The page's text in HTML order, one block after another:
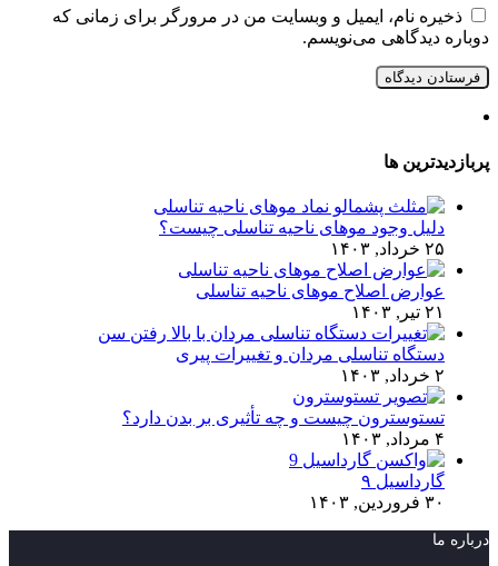
ذخیره نام، ایمیل و وبسایت من در مرورگر برای زمانی که
دوباره دیدگاهی می‌نویسم.
پربازدیدترین ها
دلیل وجود موهای ناحیه تناسلی چیست؟
۲۵ خرداد, ۱۴۰۳
عوارض اصلاح موهای ناحیه تناسلی
۲۱ تیر, ۱۴۰۳
دستگاه تناسلی مردان و تغییرات پیری
۲ خرداد, ۱۴۰۳
تستوسترون چیست و چه تأثیری بر بدن دارد؟
۴ مرداد, ۱۴۰۳
گارداسیل ۹
۳۰ فروردین, ۱۴۰۳
درباره ما